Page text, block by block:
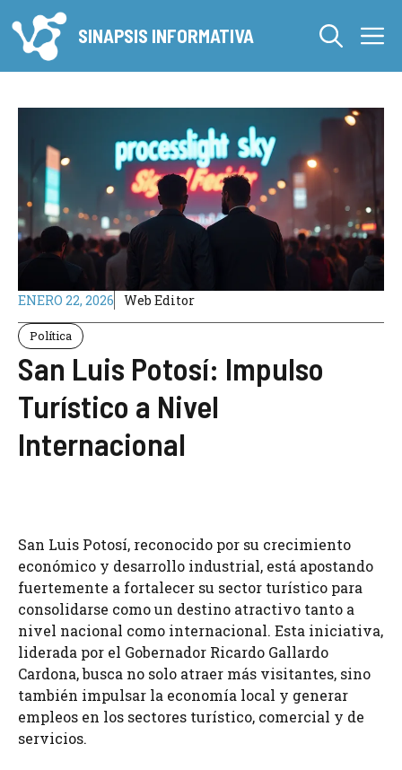
al
contenido
SINAPSIS INFORMATIVA
ENERO 22, 2026 Web Editor
Política
San Luis Potosí: Impulso
Turístico a Nivel
Internacional
San Luis Potosí, reconocido por su crecimiento
económico y desarrollo industrial, está apostando
fuertemente a fortalecer su sector turístico para
consolidarse como un destino atractivo tanto a
nivel nacional como internacional. Esta iniciativa,
liderada por el Gobernador Ricardo Gallardo
Cardona, busca no solo atraer más visitantes, sino
también impulsar la economía local y generar
empleos en los sectores turístico, comercial y de
servicios.